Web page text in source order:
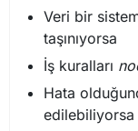
Veri bir
taşınıyorsa
İş kuralları
Hata
edilebiliyorsa